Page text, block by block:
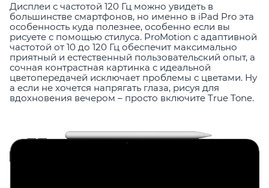
Дисплеи с частотой 120 Гц можно увидеть в
большинстве смартфонов, но именно в iPad Pro эта
особенность куда полезнее, особенно если вы
рисуете с помощью стилуса. ProMotion с адаптивной
частотой от 10 до 120 Гц обеспечит максимально
приятный и естественный пользовательский опыт, а
сочная контрастная картинка с идеальной
цветопередачей исключает проблемы с цветами. Ну
а если не хочется напрягать глаза, рисуя для
вдохновения вечером – просто включите True Tone.